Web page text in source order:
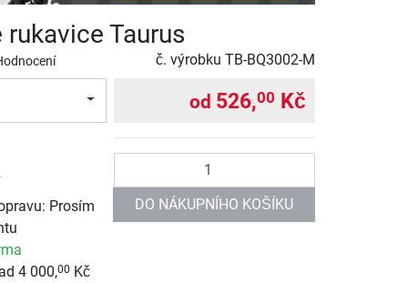
rukavice Taurus
č. výrobku TB-BQ3002-M
Prosím
4 000,00 Kč
od 526,00 Kč
DO NÁKUPNÍHO KOŠÍKU